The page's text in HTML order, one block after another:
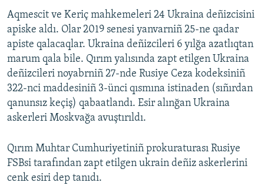
Aqmescit ve Keriç mahkemeleri 24 Ukraina deñizcisini
apiske aldı. Olar 2019 senesi yanvarniñ 25-ne qadar
apiste qalacaqlar. Ukraina deñizcileri 6 yılğa azatlıqtan
marum qala bile. Qırım yalısında zapt etilgen Ukraina
deñizcileri noyabrniñ 27-nde Rusiye Ceza kodeksiniñ
322-nci maddesiniñ 3-ünci qısmına istinaden (sıñırdan
qanunsız keçiş) qabaatlandı. Esir alınğan Ukraina
askerleri Moskvağa avuştırıldı.
Qırım Muhtar Cumhuriyetiniñ prokuraturası Rusiye
FSBsi tarafından zapt etilgen ukrain deñiz askerlerini
cenk esiri dep tanıdı.